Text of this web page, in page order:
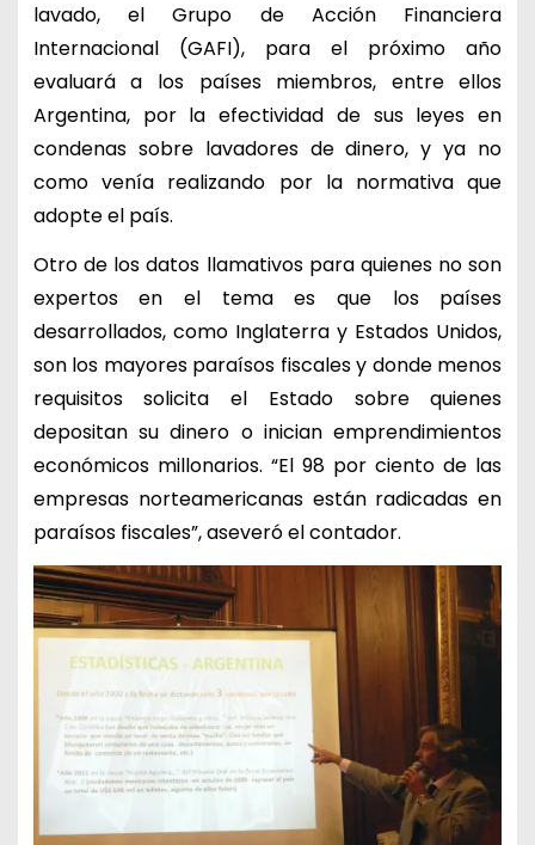
lavado, el Grupo de Acción Financiera
Internacional (GAFI), para el próximo año
evaluará a los países miembros, entre ellos
Argentina, por la efectividad de sus leyes en
condenas sobre lavadores de dinero, y ya no
como venía realizando por la normativa que
adopte el país.
Otro de los datos llamativos para quienes no son
expertos en el tema es que los países
desarrollados, como Inglaterra y Estados Unidos,
son los mayores paraísos fiscales y donde menos
requisitos solicita el Estado sobre quienes
depositan su dinero o inician emprendimientos
económicos millonarios. “El 98 por ciento de las
empresas norteamericanas están radicadas en
paraísos fiscales”, aseveró el contador.